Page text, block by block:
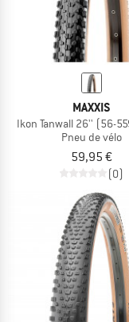
MAXXIS
Ikon Tanwall 26'' (56-
Pneu de vélo
59,95 €
(0)